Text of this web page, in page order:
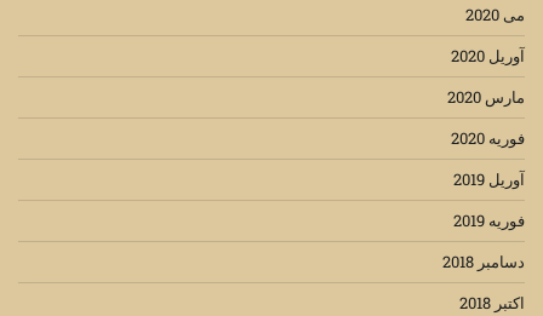
می 2020
آوریل 2020
مارس 2020
فوریه 2020
آوریل 2019
فوریه 2019
دسامبر 2018
اکتبر 2018